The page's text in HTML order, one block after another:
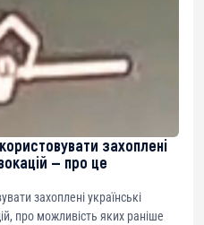
захоплені
— про це
захоплені українські
про можливість яких раніше